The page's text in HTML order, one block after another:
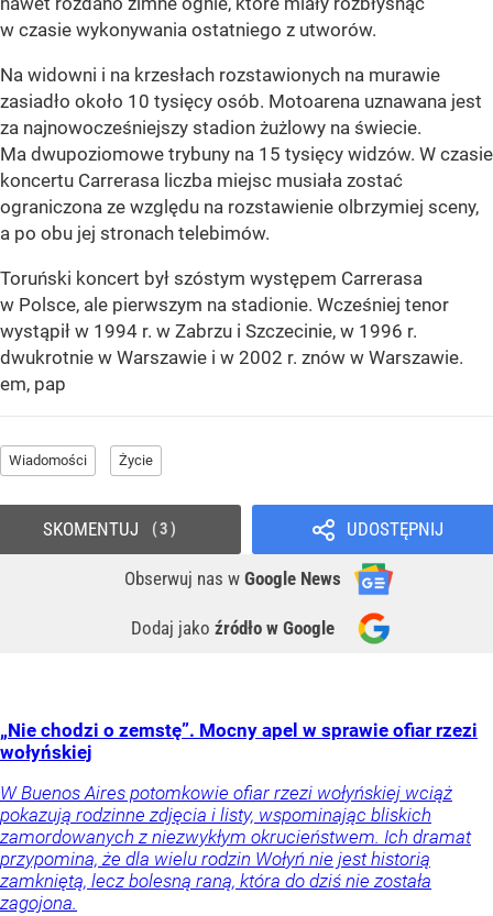
w czasie wykonywania ostatniego z utworów.
Na widowni i na krzesłach rozstawionych na murawie
zasiadło około 10 tysięcy osób. Motoarena uznawana jest
za najnowocześniejszy stadion żużlowy na świecie.
Ma dwupoziomowe trybuny na 15 tysięcy widzów. W czasie
koncertu Carrerasa liczba miejsc musiała zostać
ograniczona ze względu na rozstawienie olbrzymiej sceny,
a po obu jej stronach telebimów.
Toruński koncert był szóstym występem Carrerasa
w Polsce, ale pierwszym na stadionie. Wcześniej tenor
wystąpił w 1994 r. w Zabrzu i Szczecinie, w 1996 r.
dwukrotnie w Warszawie i w 2002 r. znów w Warszawie.
em, pap
Wiadomości Życie
UDOSTĘPNIJ
Obserwuj nas w Google News
Dodaj jako źródło w Google
SKOMENTUJ 3
„Nie chodzi o zemstę”. Mocny apel w sprawie ofiar rzezi
wołyńskiej
W Buenos Aires potomkowie ofiar rzezi wołyńskiej wciąż
pokazują rodzinne zdjęcia i listy, wspominając bliskich
zamordowanych z niezwykłym okrucieństwem. Ich dramat
przypomina, że dla wielu rodzin Wołyń nie jest historią
zamkniętą, lecz bolesną raną, która do dziś nie została
zagojona.